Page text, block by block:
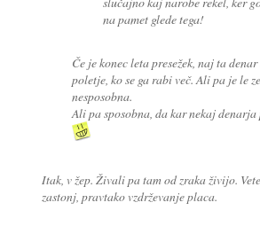
na pamet glede tega!
Če je konec leta presežek, naj ta
poletje, ko se ga rabi več. Ali pa je le
nesposobna.
Ali pa sposobna, da kar nekaj denarja
Itak, v žep. Živali pa tam od zraka živijo.
zastonj, pravtako vzdrževanje placa.